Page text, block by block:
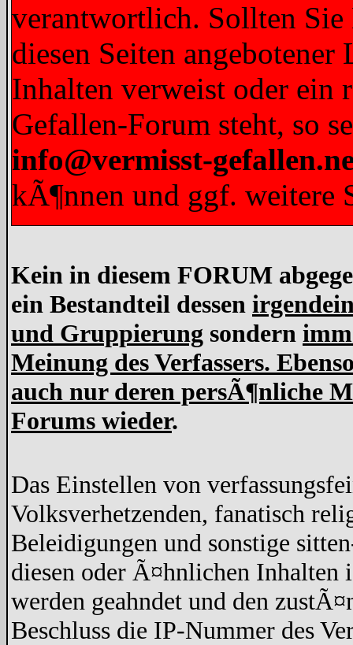
verantwortlich. Sollten Sie
diesen Seiten
Inhalten verweist oder ein
Gefallen-Forum steht, so
info@vermisst-
kÃ¶nnen und ggf. weitere
Kein in diesem FORUM
ein Bestandteil dessen
und Gruppierung sondern
Meinung des Verfassers.
auch nur deren persÃ¶nliche
Forums wieder.
Das Einstellen von
Volksverhetzenden, fanatisch
Beleidigungen und sonstige
diesen oder Ã¤hnlichen Inhalten
werden geahndet und den
Beschluss die IP-Nummer des